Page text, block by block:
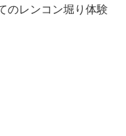
のレンコン堀り体験